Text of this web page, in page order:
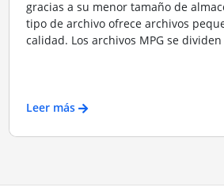
gracias a su menor tamaño de
tipo de archivo ofrece archivos
calidad. Los archivos MPG se dividen
Leer más